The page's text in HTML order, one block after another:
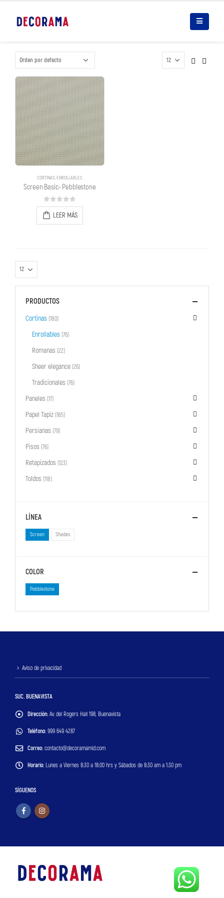
CORTINAS,ENROLLABLES
Screen Basic- Pebblestone
0out of 5
LEER MÁS
PRODUCTOS
Cortinas (180)
Enrollables (76)
Romanas (22)
Sheer elegance (26)
Tradicionales (76)
Paneles (17)
Papel Tapiz (185)
Persianas (79)
Pisos (76)
Retapizados (123)
Toldos (118)
LÍNEA
Screen Shades
COLOR
Pebblestone
Aviso de privacidad
SUC. BUENAVISTA
Dirección: Av. del Rogers Hall 198, Buenavista
Teléfono: 999 649 4287
Correo: contacto@decoramamid.com
Horario: Lunes a Viernes 8:30 a 18:00 hrs y Sábados de 8:30 am a 1:30 pm
SÍGUENOS